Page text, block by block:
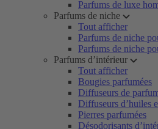
Parfums de luxe
Parfums de niche
Tout afficher
Parfums de niche
Parfums de niche
Parfums d’intérieur
Tout afficher
Bougies parfumées
Diffuseurs de
Diffuseurs d’huiles
Pierres parfumées
Désodorisants